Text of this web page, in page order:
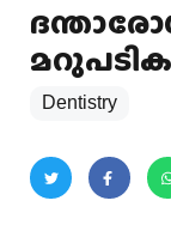
Dentistry